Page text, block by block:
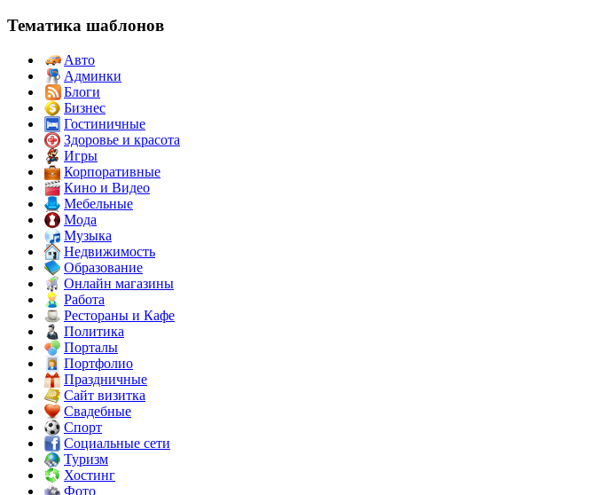
Тематика шаблонов
Авто
Админки
Блоги
Бизнес
Гостиничные
Здоровье и красота
Игры
Корпоративные
Кино и Видео
Мебельные
Мода
Музыка
Недвижимость
Образование
Онлайн магазины
Работа
Рестораны и Кафе
Политика
Порталы
Портфолио
Праздничные
Сайт визитка
Свадебные
Спорт
Социальные сети
Туризм
Хостинг
Фото